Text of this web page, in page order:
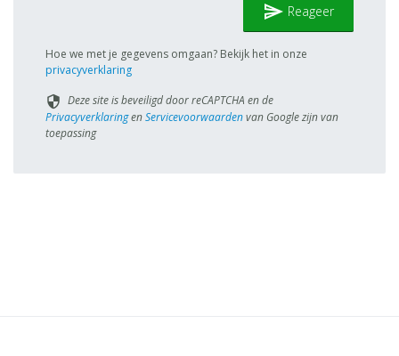
send Reageer
Hoe we met je gegevens omgaan? Bekijk het in onze
privacyverklaring
security Deze site is beveiligd door reCAPTCHA en de
PrivacyverklaringenServicevoorwaardenvan Google zijn van
toepassing